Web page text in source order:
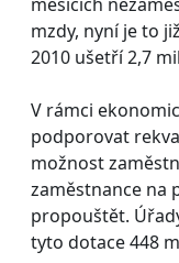
mzdy, nyní je to
2010 ušetří 2,7
V rámci
podporovat
možnost
zaměstnance na
propouštět.
tyto dotace 448